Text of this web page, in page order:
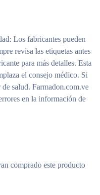
: Los fabricantes pueden
revisa las etiquetas antes
para más detalles. Esta
el consejo médico. Si
salud. Farmadon.com.ve
en la información de
comprado este producto